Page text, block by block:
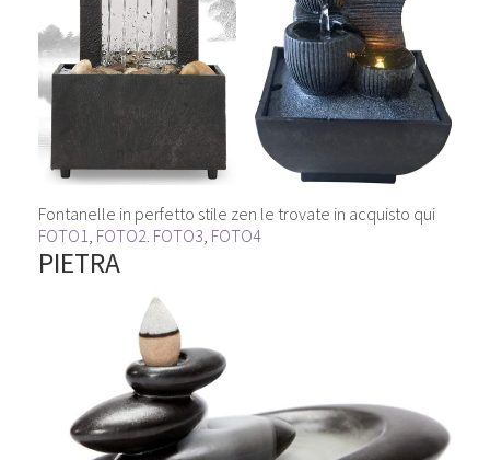
Fontanelle in perfetto stile zen le trovate in acquisto qui
FOTO1 FOTO2 FOTO3 FOTO4
PIETRA